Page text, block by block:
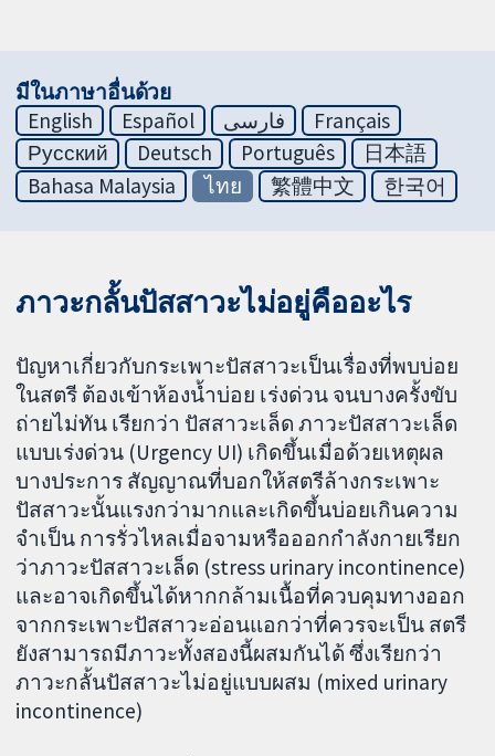
มีในภาษาอื่นด้วย
English
Español فارسی
Français
Русский
Deutsch Português
日本語
Bahasa Malaysia
ไทย 繁體中文 한국어
ภาวะกลั้นปัสสาวะไม่อยู่คืออะไร
ปัญหาเกี่ยวกับกระเพาะปัสสาวะเป็นเรื่องที่พบบ่อย
ในสตรี ต้องเข้าห้องน้ำบ่อย เร่งด่วน จนบางครั้งขับ
ถ่ายไม่ทัน เรียกว่า ปัสสาวะเล็ด ภาวะปัสสาวะเล็ด
แบบเร่งด่วน (Urgency UI) เกิดขึ้นเมื่อด้วยเหตุผล
บางประการ สัญญาณที่บอกให้สตรีล้างกระเพาะ
ปัสสาวะนั้นแรงกว่ามากและเกิดขึ้นบ่อยเกินความ
จำเป็น การรั่วไหลเมื่อจามหรือออกกำลังกายเรียก
ว่าภาวะปัสสาวะเล็ด (stress urinary incontinence)
และอาจเกิดขึ้นได้หากกล้ามเนื้อที่ควบคุมทางออก
จากกระเพาะปัสสาวะอ่อนแอกว่าที่ควรจะเป็น สตรี
ยังสามารถมีภาวะทั้งสองนี้ผสมกันได้ ซึ่งเรียกว่า
ภาวะกลั้นปัสสาวะไม่อยู่แบบผสม (mixed urinary
incontinence)